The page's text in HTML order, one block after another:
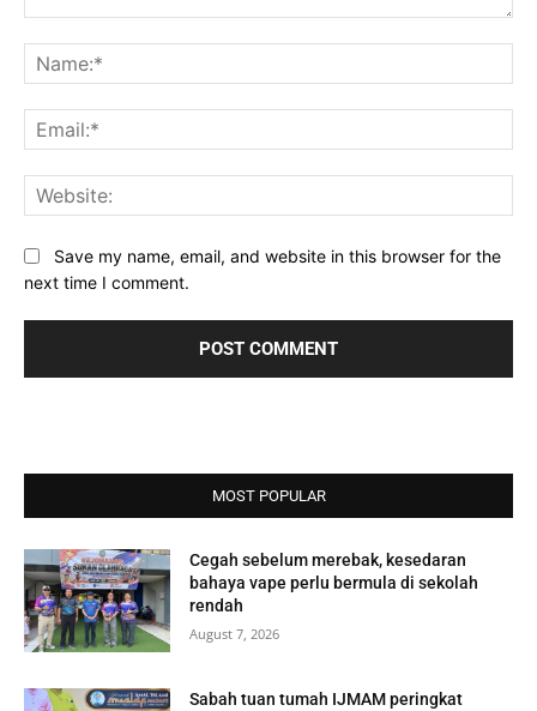
Save my name, email, and website in this browser for the
next time I comment.
MOST POPULAR
Cegah sebelum merebak, kesedaran
bahaya vape perlu bermula di sekolah
rendah
August 7, 2026
Sabah tuan tumah IJMAM peringkat